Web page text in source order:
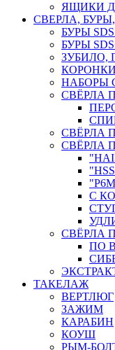
ЯЩИКИ
СВЕРЛА,
БУРЫ
БУРЫ
ЗУБИЛО,
КОРОНКИ
НАБОРЫ
СВЁРЛА
СВЁРЛА
СВЁРЛА
С
СВЁРЛА
ПО
ТАКЕЛАЖ
ВЕРТЛЮГ
ЗАЖИМ
КАРАБИН
КОУШ
РЫМ-